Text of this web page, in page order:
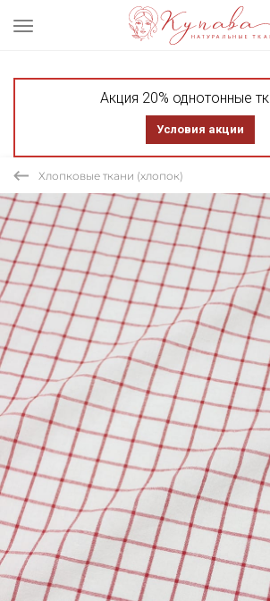
Акция 20% однотонные
Условия акции
Хлопковые ткани (хлопок)